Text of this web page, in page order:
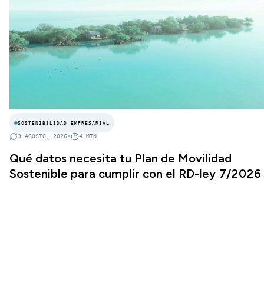
SOSTENIBILIDAD EMPRESARIAL
3 AGOSTO, 2026• 4 MIN
Qué datos necesita tu Plan de Movilidad
Sostenible para cumplir con el RD-ley 7/2026